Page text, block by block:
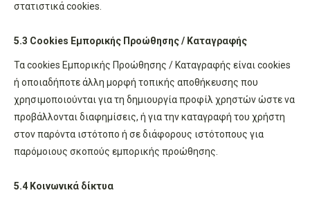
στατιστικά cookies.
5.3 Cookies Εμπορικής Προώθησης / Καταγραφής
Τα cookies Εμπορικής Προώθησης / Καταγραφής είναι cookies
ή οποιαδήποτε άλλη μορφή τοπικής αποθήκευσης που
χρησιμοποιούνται για τη δημιουργία προφίλ χρηστών ώστε να
προβάλλονται διαφημίσεις, ή για την καταγραφή του χρήστη
στον παρόντα ιστότοπο ή σε διάφορους ιστότοπους για
παρόμοιους σκοπούς εμπορικής προώθησης.
5.4 Κοινωνικά δίκτυα